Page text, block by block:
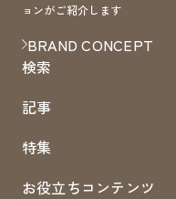
ョンがご紹介します
BRAND CONCEPT
検索
記事
特集
お役立ちコンテンツ